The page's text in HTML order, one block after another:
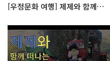
[우정문화 여행] 제제와 함께 떠나는 양평 산수유축제